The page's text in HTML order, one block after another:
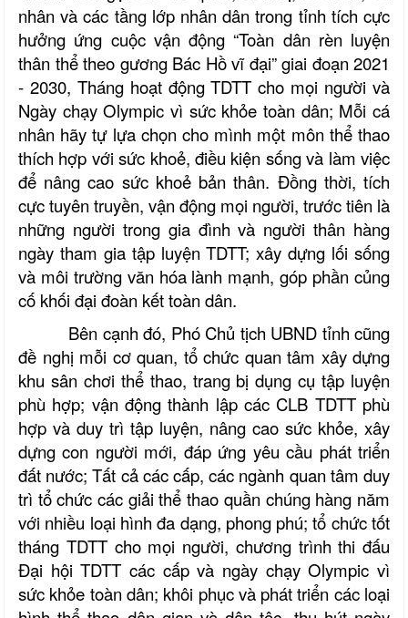
nhân và các tầng lớp nhân dân trong tỉnh tích cực
hưởng ứng cuộc vận động “Toàn dân rèn luyện
thân thể theo gương Bác Hồ vĩ đại” giai đoạn 2021
- 2030, Tháng hoạt động TDTT cho mọi người và
Ngày chạy Olympic vì sức khỏe toàn dân; Mỗi cá
nhân hãy tự lựa chọn cho mình một môn thể thao
thích hợp với sức khoẻ, điều kiện sống và làm việc
để nâng cao sức khoẻ bản thân. Đồng thời, tích
cực tuyên truyền, vận động mọi người, trước tiên là
những người trong gia đình và người thân hàng
ngày tham gia tập luyện TDTT; xây dựng lối sống
và môi trường văn hóa lành mạnh, góp phần củng
cố khối đại đoàn kết toàn dân.
Bên cạnh đó, Phó Chủ tịch UBND tỉnh cũng
đề nghị mỗi cơ quan, tổ chức quan tâm xây dựng
khu sân chơi thể thao, trang bị dụng cụ tập luyện
phù hợp; vận động thành lập các CLB TDTT phù
hợp và duy trì tập luyện, nâng cao sức khỏe, xây
dựng con người mới, đáp ứng yêu cầu phát triển
đất nước; Tất cả các cấp, các ngành quan tâm duy
trì tổ chức các giải thể thao quần chúng hàng năm
với nhiều loại hình đa dạng, phong phú; tổ chức tốt
tháng TDTT cho mọi người, chương trình thi đấu
Đại hội TDTT các cấp và ngày chạy Olympic vì
sức khỏe toàn dân; khôi phục và phát triển các loại